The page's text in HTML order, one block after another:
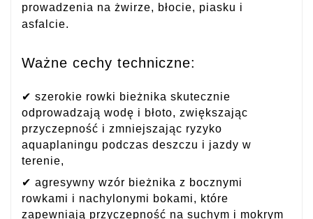
prowadzenia na żwirze, błocie, piasku i
asfalcie.
Ważne cechy techniczne:
✔ szerokie rowki bieżnika skutecznie
odprowadzają wodę i błoto, zwiększając
przyczepność i zmniejszając ryzyko
aquaplaningu podczas deszczu i jazdy w
terenie,
✔ agresywny wzór bieżnika z bocznymi
rowkami i nachylonymi bokami, które
zapewniają przyczepność na suchym i mokrym